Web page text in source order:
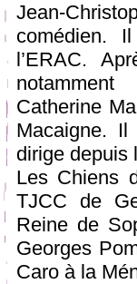
Jean-
comédien.
l’ERAC.
Catherine
Macaigne.
dirige depuis
Les Chiens
TJCC de
Reine de
Georges
Caro à la